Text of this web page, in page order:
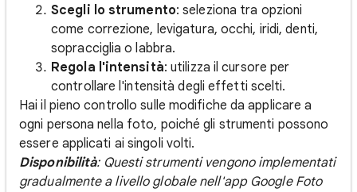
Scegli lo strumento: seleziona tra opzioni
come correzione, levigatura, occhi, iridi, denti,
sopracciglia o labbra.
Regola l'intensità: utilizza il cursore per
controllare l'intensità degli effetti scelti.
Hai il pieno controllo sulle modifiche da applicare a
ogni persona nella foto, poiché gli strumenti possono
essere applicati ai singoli volti.
Disponibilità: Questi strumenti vengono implementati
gradualmente a livello globale nell'app Google Foto